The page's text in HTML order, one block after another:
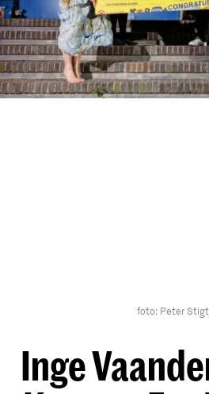
foto: Peter
Inge